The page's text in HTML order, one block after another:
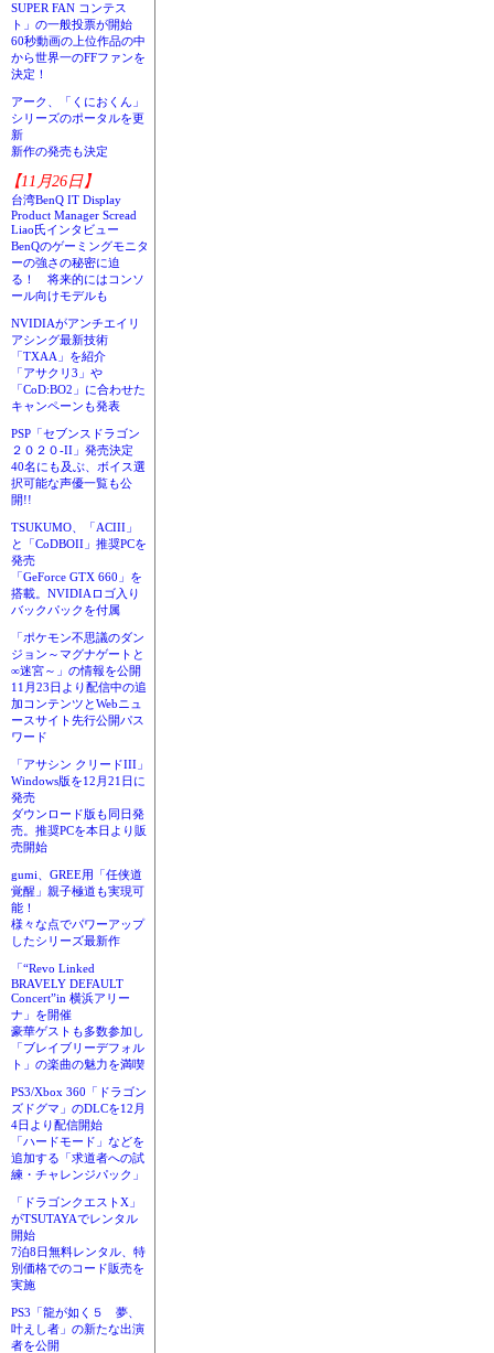
SUPER FAN コンテス
ト」の一般投票が開始
60秒動画の上位作品の中
から世界一のFFファンを
決定！
アーク、「くにおくん」
シリーズのポータルを更
新
新作の発売も決定
【11月26日】
台湾BenQ IT Display
Product Manager Scread
Liao氏インタビュー
BenQのゲーミングモニタ
ーの強さの秘密に迫
る！ 将来的にはコンソ
ール向けモデルも
NVIDIAがアンチエイリ
アシング最新技術
「TXAA」を紹介
「アサクリ3」や
「CoD:BO2」に合わせた
キャンペーンも発表
PSP「セブンスドラゴン
２０２０-II」発売決定
40名にも及ぶ、ボイス選
択可能な声優一覧も公
開!!
TSUKUMO、「ACIII」
と「CoDBOII」推奨PCを
発売
「GeForce GTX 660」を
搭載。NVIDIAロゴ入り
バックパックを付属
「ポケモン不思議のダン
ジョン～マグナゲートと
∞迷宮～」の情報を公開
11月23日より配信中の追
加コンテンツとWebニュ
ースサイト先行公開パス
ワード
「アサシン クリードIII」
Windows版を12月21日に
発売
ダウンロード版も同日発
売。推奨PCを本日より販
売開始
gumi、GREE用「任侠道
覚醒」親子極道も実現可
能！
様々な点でパワーアップ
したシリーズ最新作
「“Revo Linked
BRAVELY DEFAULT
Concert”in 横浜アリー
ナ」を開催
豪華ゲストも多数参加し
「ブレイブリーデフォル
ト」の楽曲の魅力を満喫
PS3/Xbox 360「ドラゴン
ズドグマ」のDLCを12月
4日より配信開始
「ハードモード」などを
追加する「求道者への試
練・チャレンジパック」
「ドラゴンクエストX」
がTSUTAYAでレンタル
開始
7泊8日無料レンタル、特
別価格でのコード販売を
実施
PS3「龍が如く５ 夢、
叶えし者」の新たな出演
者を公開